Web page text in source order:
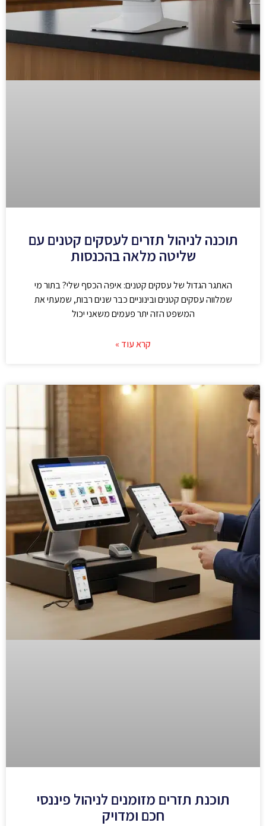
תוכנה לניהול תזרים לעסקים קטנים עם
שליטה מלאה בהכנסות
האתגר הגדול של עסקים קטנים: איפה הכסף שלי? בתור מי
שמלווה עסקים קטנים ובינוניים כבר שנים רבות, שמעתי את
המשפט הזה יתר פעמים משאני יכול
קרא עוד »
תוכנת תזרים מזומנים לניהול פיננסי
חכם ומדויק